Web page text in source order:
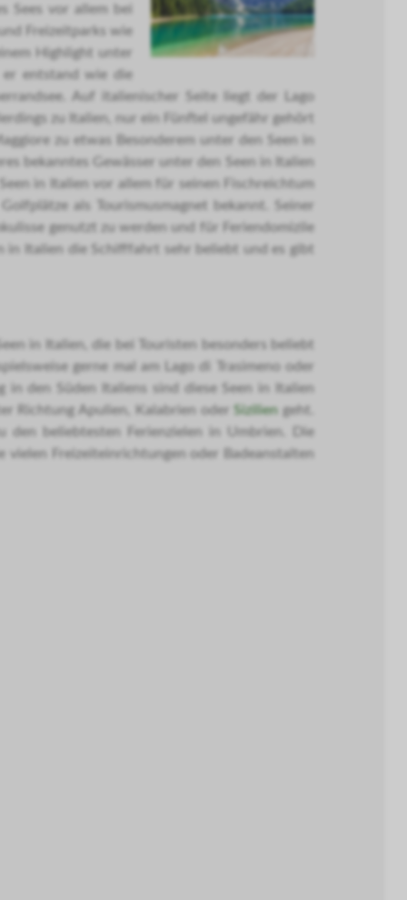
Sees vor allem bei
Freizeitparks wie
Highlight unter
entstand wie die
Auf italienischer Seite liegt der Lago
zu Italien, nur ein Fünftel ungefähr gehört
zu etwas Besonderem unter den Seen in
bekanntes Gewässer unter den Seen in Italien
in Italien vor allem für seinen Fischreichtum
als Tourismusmagnet bekannt. Seiner
genutzt zu werden und für Feriendomizile
in Italien die Schifffahrt sehr beliebt und es gibt
in Italien, die bei Touristen besonders beliebt
gerne mal am Lago di Trasimeno oder
den Süden Italiens sind diese Seen in Italien
Richtung Apulien, Kalabrien oder
Sizilien geht.
beliebtesten Ferienzielen in Umbrien. Die
Freizeiteinrichtungen oder Badeanstalten